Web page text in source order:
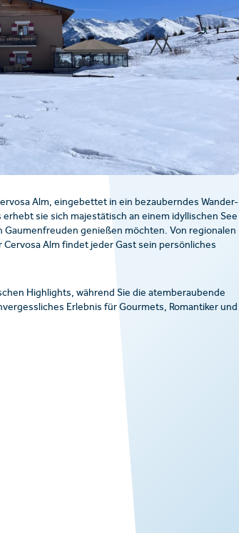
Alm, eingebettet in ein bezauberndes Wander-
sie sich majestätisch an einem idyllischen See
genießen möchten. Von regionalen
Alm findet jeder Gast sein persönliches
Highlights, während Sie die atemberaubende
Erlebnis für Gourmets, Romantiker und